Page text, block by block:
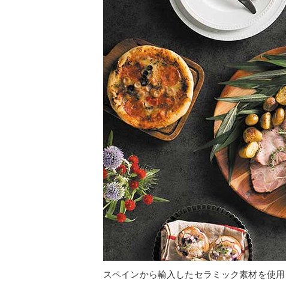
スペインから輸入したセラミック素材を使